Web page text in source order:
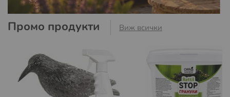
Промо продукти Виж всички